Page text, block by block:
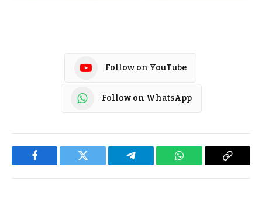
Follow on YouTube
Follow on WhatsApp
Facebook Twitter Telegram WhatsApp Copy